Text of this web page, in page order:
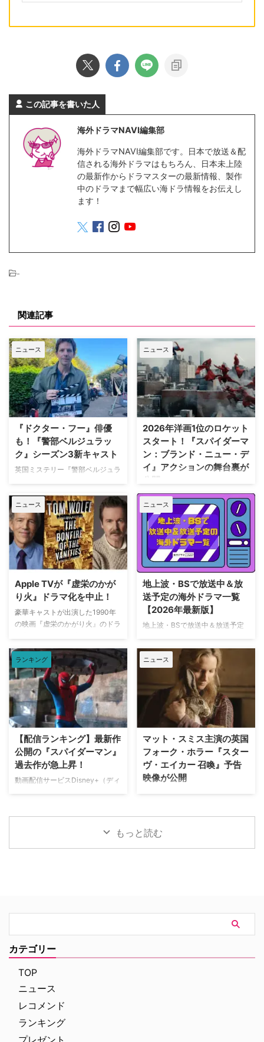
この記事を書いた人
海外ドラマNAVI編集部
海外ドラマNAVI編集部です。日本で放送＆配
信される海外ドラマはもちろん、日本未上陸
の最新作からドラマスターの最新情報、製作
中のドラマまで幅広い海ドラ情報をお伝えし
ます！
-
関連記事
ニュース
『ドクター・フー』俳優
も！『警部ベルジュラッ
ク』シーズン3新キャスト
英国ミステリー『警部ベルジュラ
ている。また、4人のキャストが
新たに加わることも明らかになっ
た。英BBCなど複数のメディアが
伝えている。 これまでで最も衝
撃的な事件に巻き込まれるベルジ
ュラック 1981年から1991年にか
けて英BBCで放送されたジョン・
『Bergerac（原題）』をリブー
トした本作。イギリス海峡に浮か
ぶジャージー島を舞台に、警部の
ジム・ベルジュラックが事件に挑
で2025年にシーズン1（『警部ベ
ルジュラック～豪邸に …
ニュース
2026年洋画1位のロケット
スタート！『スパイダーマ
ン：ブランド・ニュー・デ
イ』アクションの舞台裏が
公開
トム・ホランド演じるスパイダー
マンの新たな物語を描く映画『ス
パイダーマン：ブランド・ニュ
ー・デイ』が大ヒット上映中だ。
公開初日の興行収入は5億6,000
万円を超え、2026年公開の洋画
ナンバーワンを記録。このたび、
主演のトム・ホランド自らが臨場
感あふれるアクションシーン撮影
の裏側を明かす特別映像が公開さ
れた。 世界中で大ヒットを記
録！ 映画史に残る快挙を達成 ソ
ニー・ピクチャーズ配給、トム・
ホランド演じるピーター・パーカ
ー＝スパイダーマンの新たなる物
語、『スパイダーマン：ブラン
ド・ニュー・デイ』が大ヒット …
ニュース
Apple TVが『虚栄のかが
り火』ドラマ化を中止！
豪華キャストが出演した1990年
の映画『虚栄のかがり火』のドラ
たが、頓挫したことが明らかにな
った。米Deadlineが報じてい
る。 鬼門らしく一筋縄ではいか
ず 原作は、1987年に出版された
トム・ウルフのベストセラー小説
「虚栄の篝火」。1980年代のニ
ューヨークの上流社会を辛辣に風
刺した作品だ。ウォール街で台頭
したトレーダーたち、その華奢な
妻や愛人、そして富裕層が住むマ
ンハッタンと周辺の貧困な地区と
の間にくすぶる人種間の緊張を描
ニュース
地上波・BSで放送中＆放
送予定の海外ドラマ一覧
【2026年最新版】
地上波・BSで放送中＆放送予定
時更新） NHK・NHK BSで放送
中＆放送予定の海外ドラマ 海外
ドラマ『DOC（ドック） あす
へのカルテ』 NHK BSプレミアム
4K｜毎週（木） 17：00～ イタ
リア発！ 12年間の記憶を失った
エリート医師の物語。 原作 ピエ
ルダンテ・ピッチョーニ キャス
ト ルカ・アルジェンテーロ、マ
ティルデ・ジョリ、サラ・ラッザ
ーロ ほか ≫≫『DOC（ドッ
ク）3 あすへのカルテ』詳細 海
ランキング
【配信ランキング】最新作
公開の『スパイダーマン』
過去作が急上昇！
動画配信サービスDisney+（ディ
ィズニープラス人気ランキング
の通り（2026年8月7日時点）。
ベンジャーズ／インフィニティ・
ウォー スター・ウォーズ：ビジ
ョンズ／九人目のジェダイ King
& …
ニュース
マット・スミス主演の英国
フォーク・ホラー『スター
ヴ・エイカー 召喚』予告
映像が公開
英国ヨークシャー地方を舞台に、
ォーク・ホラー映画『スターヴ・
エイカー 召喚』。公開に先駆け
て、不穏な空気が漂う日本版予告
ヨークシャー地方の人里離れた
「スターヴ・エイカー」は、家族
ように思われる。ある日、彼らの
もっと読む
カテゴリー
TOP
ニュース
レコメンド
ランキング